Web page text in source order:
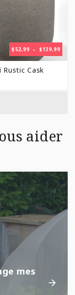
$ 52,99 – $139,99
DE
Rustic Cask
aider
mes